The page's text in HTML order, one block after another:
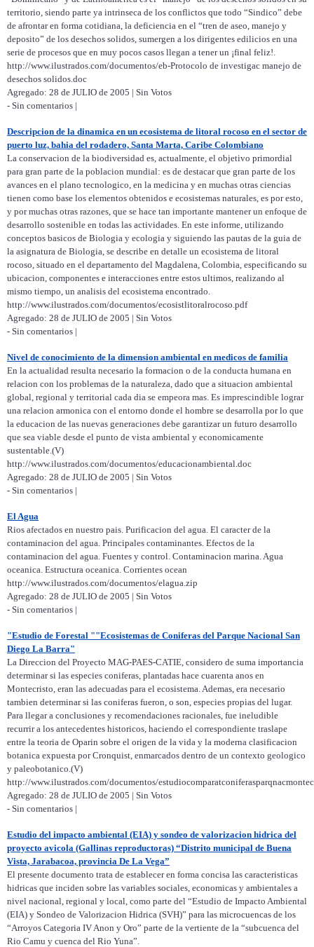
territorio, siendo parte ya intrinseca de los conflictos que todo “Sindico” debe
de afrontar en forma cotidiana, la deficiencia en el “tren de aseo, manejo y
deposito” de los desechos solidos, sumergen a los dirigentes edilicios en una
serie de procesos que en muy pocos casos llegan a tener un ¡final feliz!.
http://www.ilustrados.com/documentos/eb-Protocolo de investigac manejo de
desechos solidos.doc
Agregado: 28 de JULIO de 2005 | Sin Votos
- Sin comentarios |
Descripcion de la dinamica en un ecosistema de litoral rocoso en el sector de
puerto luz, bahia del rodadero, Santa Marta, Caribe Colombiano
La conservacion de la biodiversidad es, actualmente, el objetivo primordial
para gran parte de la poblacion mundial: es de destacar que gran parte de los
avances en el plano tecnologico, en la medicina y en muchas otras ciencias
tienen como base los elementos obtenidos e ecosistemas naturales, es por esto,
y por muchas otras razones, que se hace tan importante mantener un enfoque de
desarrollo sostenible en todas las actividades. En este informe, utilizando
conceptos basicos de Biologia y ecologia y siguiendo las pautas de la guia de
la asignatura de Biologia, se describe en detalle un ecosistema de litoral
rocoso, situado en el departamento del Magdalena, Colombia, especificando su
ubicacion, componentes e interacciones entre estos ultimos, realizando al
mismo tiempo, un analisis del ecosistema encontrado.
http://www.ilustrados.com/documentos/ecosistlitoralrocoso.pdf
Agregado: 28 de JULIO de 2005 | Sin Votos
- Sin comentarios |
Nivel de conocimiento de la dimension ambiental en medicos de familia
En la actualidad resulta necesario la formacion o de la conducta humana en
relacion con los problemas de la naturaleza, dado que a situacion ambiental
global, regional y territorial cada dia se empeora mas. Es imprescindible lograr
una relacion armonica con el entorno donde el hombre se desarrolla por lo que
la educacion de las nuevas generaciones debe garantizar un futuro desarrollo
que sea viable desde el punto de vista ambiental y economicamente
sustentable.(V)
http://www.ilustrados.com/documentos/educacionambiental.doc
Agregado: 28 de JULIO de 2005 | Sin Votos
- Sin comentarios |
El Agua
Rios afectados en nuestro pais. Purificacion del agua. El caracter de la
contaminacion del agua. Principales contaminantes. Efectos de la
contaminacion del agua. Fuentes y control. Contaminacion marina. Agua
oceanica. Estructura oceanica. Corrientes ocean
http://www.ilustrados.com/documentos/elagua.zip
Agregado: 28 de JULIO de 2005 | Sin Votos
- Sin comentarios |
"Estudio de Forestal ""Ecosistemas de Coniferas del Parque Nacional San
Diego La Barra"
La Direccion del Proyecto MAG-PAES-CATIE, considero de suma importancia
determinar si las especies coniferas, plantadas hace cuarenta anos en
Montecristo, eran las adecuadas para el ecosistema. Ademas, era necesario
tambien determinar si las coniferas fueron, o son, especies propias del lugar.
Para llegar a conclusiones y recomendaciones racionales, fue ineludible
recurrir a los antecedentes historicos, haciendo el correspondiente traslape
entre la teoria de Oparin sobre el origen de la vida y la moderna clasificacion
botanica expuesta por Cronquist, enmarcados dentro de un contexto geologico
y paleobotanico.(V)
http://www.ilustrados.com/documentos/
Agregado: 28 de JULIO de 2005 | Sin Votos
- Sin comentarios |
Estudio del impacto ambiental (EIA) y sondeo de valorizacion hidrica del
proyecto avicola (Gallinas reproductoras) “Distrito municipal de Buena
Vista, Jarabacoa, provincia De La Vega”
El presente documento trata de establecer en forma concisa las caracteristicas
hidricas que inciden sobre las variables sociales, economicas y ambientales a
nivel nacional, regional y local, como parte del “Estudio de Impacto Ambiental
(EIA) y Sondeo de Valorizacion Hidrica (SVH)” para las microcuencas de los
“Arroyos Categoria IV Anon y Oro” parte de la vertiente de la “subcuenca del
Rio Camu y cuenca del Rio Yuna”.